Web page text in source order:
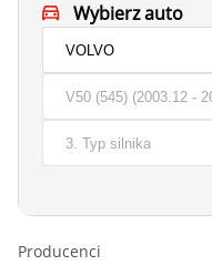
Wybierz auto
Producenci